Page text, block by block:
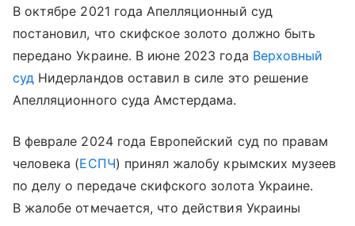
В октябре 2021 года Апелляционный суд
постановил, что скифское золото должно быть
передано Украине. В июне 2023 года Верховный
суд Нидерландов оставил в силе это решение
Апелляционного суда Амстердама.
В феврале 2024 года Европейский суд по правам
человека (ЕСПЧ) принял жалобу крымских музеев
по делу о передаче скифского золота Украине.
В жалобе отмечается, что действия Украины